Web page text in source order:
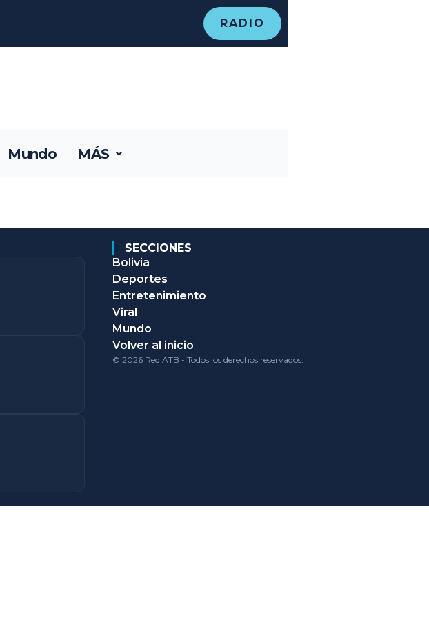
RADIO
Mundo MÁS
SECCIONES
Bolivia
Deportes
Entretenimiento
Viral
Mundo
Volver al inicio
© 2026 Red ATB - Todos los derechos reservados.